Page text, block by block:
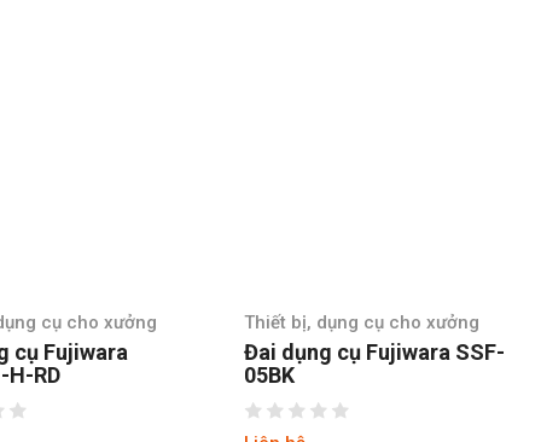
xưởng Thiết bị, dụng cụ cho xưởng
Đai dụng cụ Fujiwara SSF-
Thiết
Đai